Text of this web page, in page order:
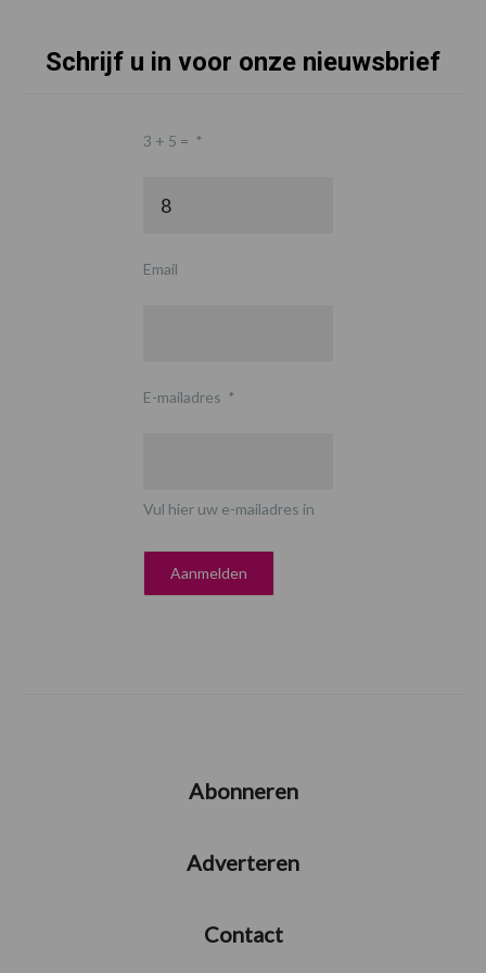
Schrijf u in voor onze nieuwsbrief
3 + 5 = *
Email
E-mailadres *
Vul hier uw e-mailadres in
Abonneren
Adverteren
Contact